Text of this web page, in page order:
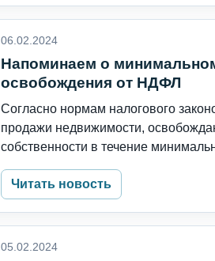
06.02.2024
Напоминаем о
освобождения от НДФЛ
Согласно нормам налогового
продажи недвижимости,
собственности в течение
Читать новость
05.02.2024